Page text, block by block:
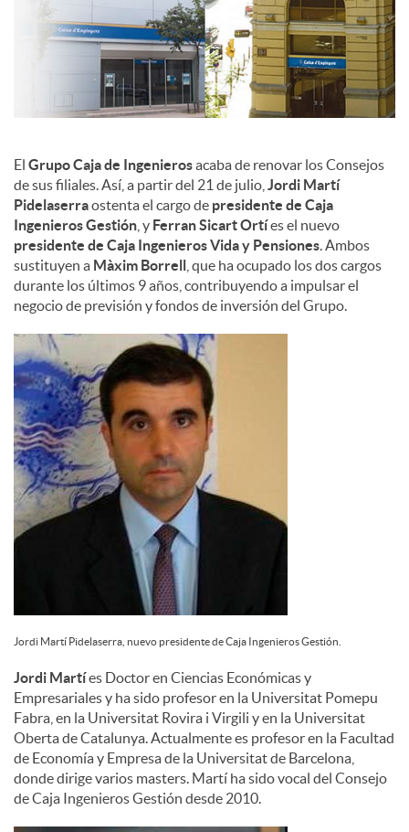
t
e
n
i
d
o
s
El Grupo Caja de Ingenierosacaba de renovar los Consejos
de sus filiales. Así, a partir del 21 de julio, Jordi Martí
Pidelaserraostenta el cargo de presidente de Caja
Ingenieros Gestión , y Ferran SicartOrtíes el nuevo
presidente de Caja Ingenieros Vida y Pensiones. Ambos
sustituyen a Màxim Borrell , que ha ocupado los dos cargos
durante los últimos 9 años, contribuyendo a impulsar el
negocio de previsión y fondos de inversión del Grupo.
Jordi Martí Pidelaserra, nuevo presidente de Caja Ingenieros Gestión.
Jordi Martíes Doctor en Ciencias Económicas y
Empresariales y ha sido profesor en la Universitat Pomepu
Fabra, en la Universitat Rovira i Virgili y en la Universitat
Oberta de Catalunya. Actualmente es profesor en la Facultad
de Economía y Empresa de la Universitat de Barcelona,
donde dirige varios masters. Martí ha sido vocal del Consejo
de Caja Ingenieros Gestión desde 2010.